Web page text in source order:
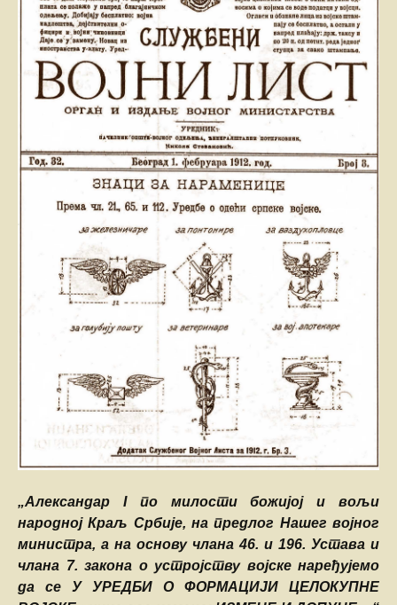
„Александар I по милости божијој и вољи
народној Краљ Србије, на предлог Нашег војног
министра, а на основу члана 46. и 196. Устава и
члана 7. закона о устројству војске наређујемо
да се У УРЕДБИ О ФОРМАЦИЈИ ЦЕЛОКУПНЕ